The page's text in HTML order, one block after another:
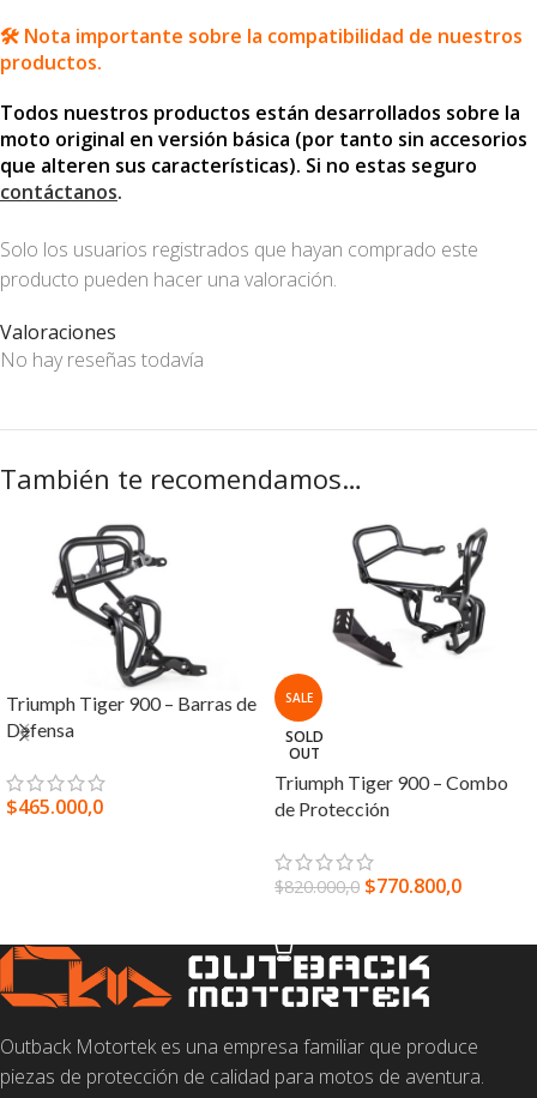
🛠️ Nota importante sobre la compatibilidad de nuestros
productos.
Todos nuestros productos están desarrollados sobre la
moto original en versión básica (por tanto sin accesorios
que alteren sus características). Si no estas seguro
contáctanos.
Valoraciones
No hay reseñas todavía
Solo los usuarios registrados que hayan comprado este
producto pueden hacer una valoración.
También te recomendamos…
Triumph Tiger 900 – Barras de
Defensa
$465.000,0
SALE
SOLD
OUT
Triumph Tiger 900 – Combo
de Protección
$820.000,0 $770.800,0
Outback Motortek es una empresa familiar que produce
piezas de protección de calidad para motos de aventura.